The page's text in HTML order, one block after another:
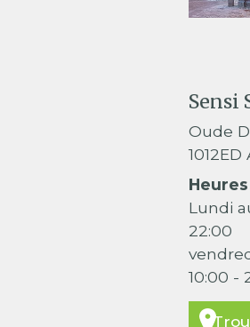
Sensi
Oude
Lundi
22:00
10:00 -